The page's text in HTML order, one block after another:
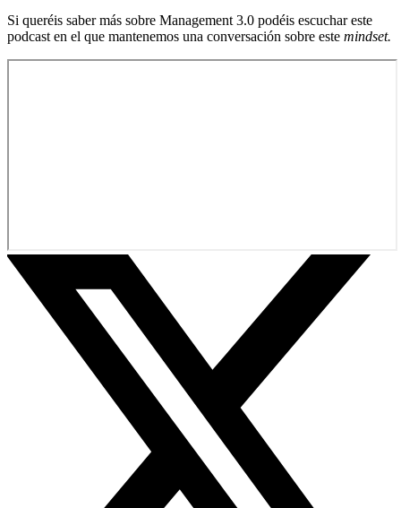
Si queréis saber más sobre Management 3.0 podéis escuchar este
podcast en el que mantenemos una conversación sobre este mindset.